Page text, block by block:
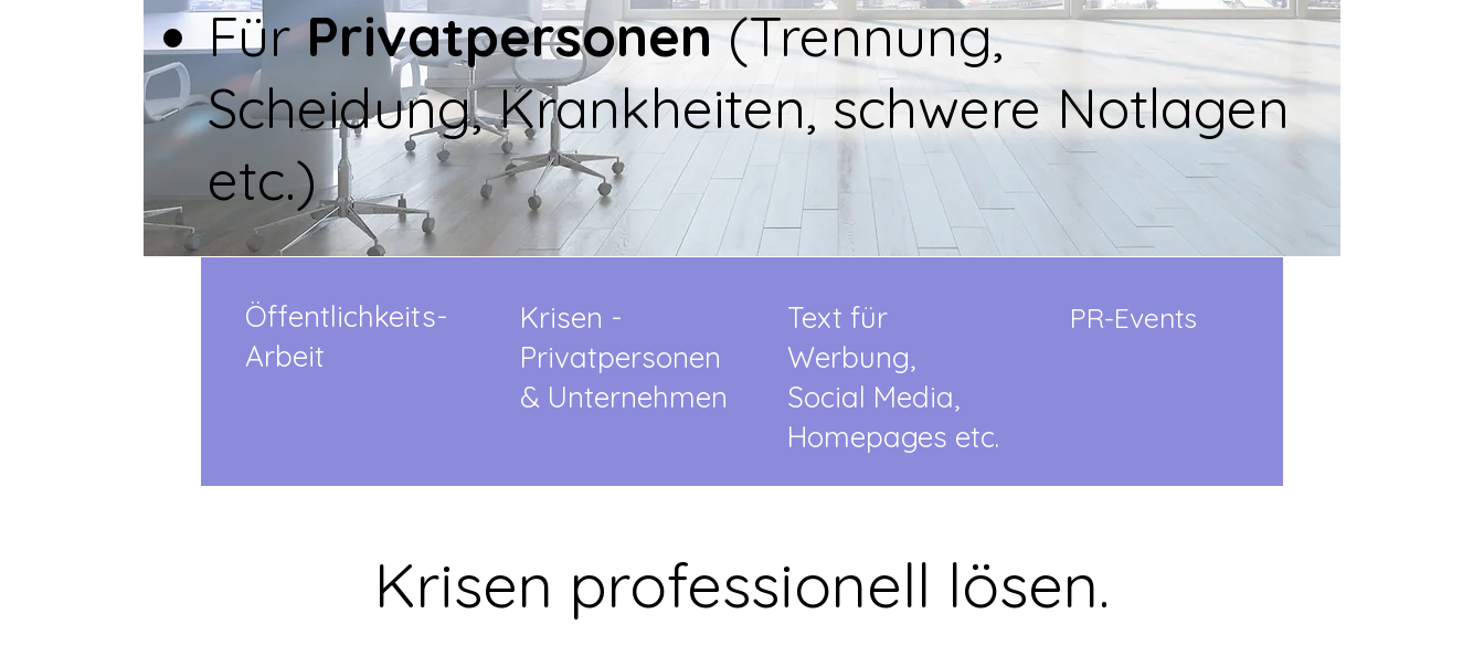
FürPrivatpersonen(Trennung,
Scheidung, Krankheiten, schwere Notlagen
etc.)
Öffentlichkeits-
Arbeit
Krisen -
Privatpersonen
& Unternehmen
Text für
Werbung,
Social Media,
Homepages etc.
PR-Events
Krisen professionell lösen.